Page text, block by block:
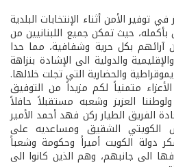
توفير الأمن أثناء الإنتخابات البلدية
بأكمله، حيث تمكن جميع اللبنانيين من
بكل حرية وشفافية، مما حدا
والدولية الى الإشادة بنزاهة
والحضارية التي تجلت خلالها.
متمنياً لكم مزيداً من التوفيق
العزيز وشعبه مستقبلاً حافلاً
الفريق الطيار ركن فهد أحمد الأمير
الكويتي الشقيق ومساعديه على
دولة الكويت أميراً وحكومة وشعباً
الى جانبهم، وهم الذين كانوا الى